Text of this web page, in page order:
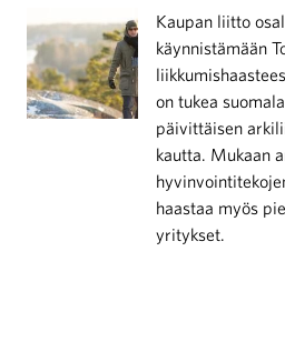
Kaupan liitto
käynnistämään
on tukea
päivittäisen
kautta. Mukaan
haastaa myös
yritykset.